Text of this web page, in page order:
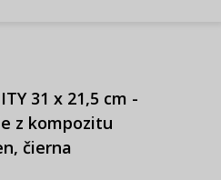
31 x 21,5 cm -
z kompozitu
čierna